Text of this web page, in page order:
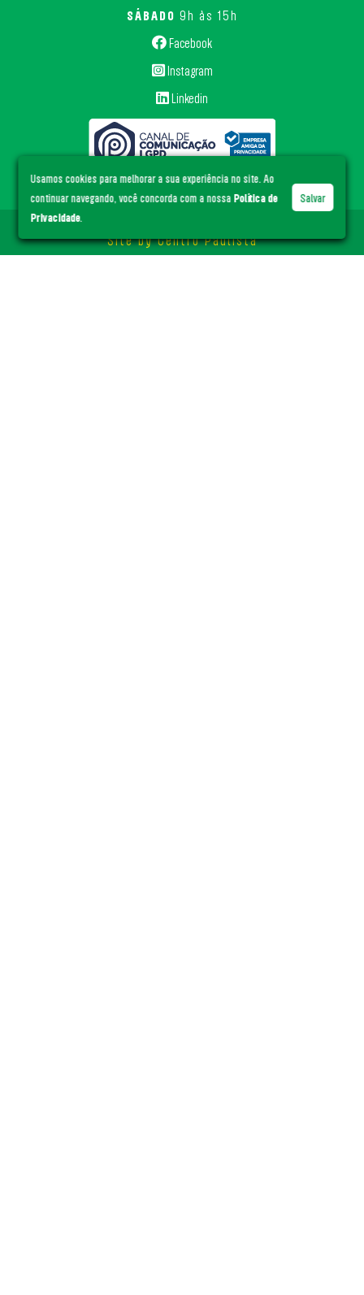
Usamos cookies para melhorar a sua experiência no site. Ao
continuar navegando, você concorda com a nossa Política de
Privacidade.
Salvar
SÁBADO 9h às 15h
Facebook
Instagram
Linkedin
© ACE Santa Cruz
Site byCentro Paulista